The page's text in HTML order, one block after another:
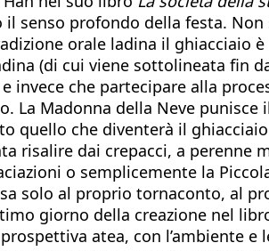
senso profondo della festa.
orale ladina il
(di cui viene sottolineata fin
invece che partecipare alla
Madonna della Neve
che diventerà il
risalire dai crepacci, a perenne
o semplicemente la
solo al proprio tornaconto, al
giorno della creazione nel
atea, con l’ambiente